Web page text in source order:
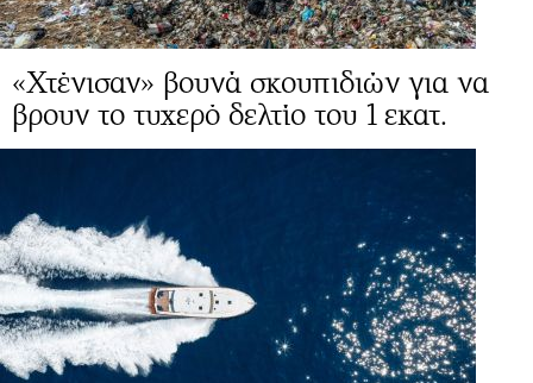
«Χτένισαν» βουνά σκουπιδιών για να
βρουν το τυχερό δελτίο του 1 εκατ.